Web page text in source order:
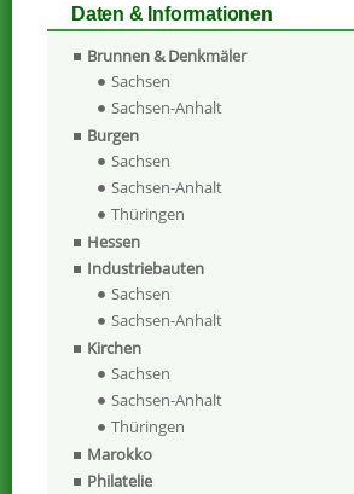
Daten & Informationen
Brunnen & Denkmäler
Sachsen
Sachsen-Anhalt
Burgen
Sachsen
Sachsen-Anhalt
Thüringen
Hessen
Industriebauten
Sachsen
Sachsen-Anhalt
Kirchen
Sachsen
Sachsen-Anhalt
Thüringen
Marokko
Philatelie